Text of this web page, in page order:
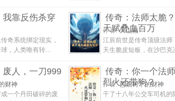
我靠反伤杀穿
奇系统绑定现实，
，人类唯有转...
传奇：法师太脆
天赋叠血百万
作者:天山巅
江辰前世是传奇顶级法师
天生脆皮短板，在沙巴克
废人，一刀999
财神
一个丹田破碎的废
传奇：你一个法
烈火还带狗？
作者:芭蕉树下的财神
干了十八年公交车司机的